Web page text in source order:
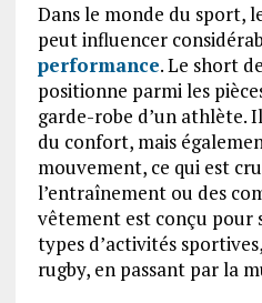
Dans le monde du sport,
peut influencer
performance. Le short
positionne parmi les
garde-robe d’un athlète.
du confort, mais
mouvement, ce qui est
l’entraînement ou des
vêtement est conçu pour
types d’activités
rugby, en passant par la